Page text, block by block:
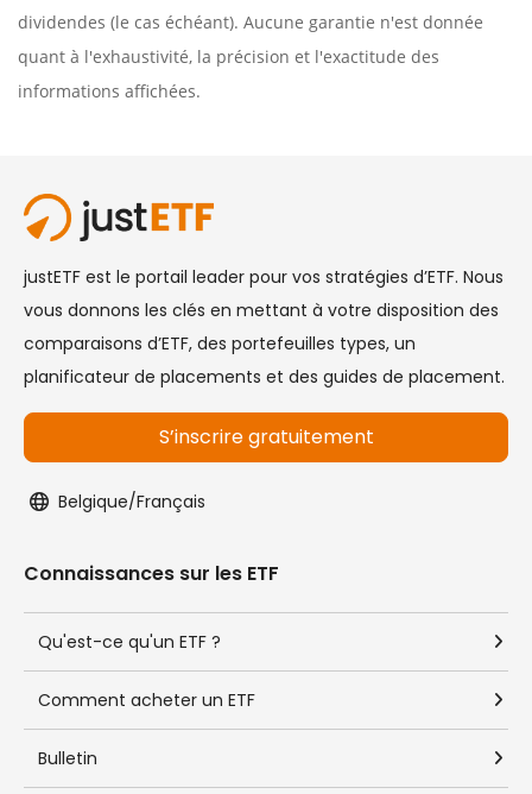
dividendes (le cas échéant). Aucune garantie n'est donnée
quant à l'exhaustivité, la précision et l'exactitude des
informations affichées.